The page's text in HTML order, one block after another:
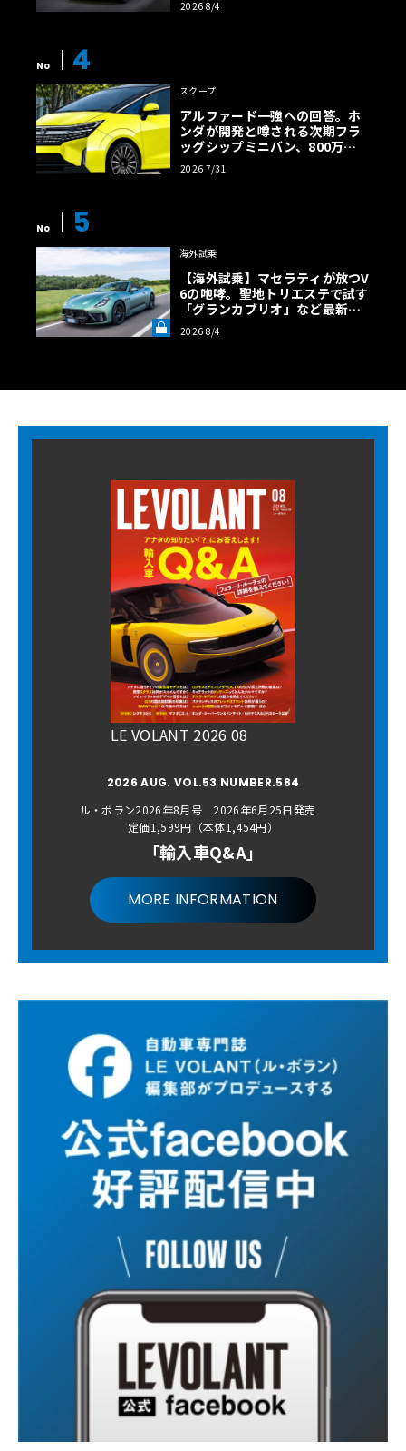
【画像38枚】
2026 8/4
No 4
スクープ
アルファード一強への回答。ホ
ンダが開発と噂される次期フラ
ッグシップミニバン、800万円
超の勝算【予想CG】
2026 7/31
No 5
海外試乗
【海外試乗】マセラティが放つV
6の咆哮。聖地トリエステで試す
「グランカブリオ」など最新ト
ロフェオ3台の官能評価《LE VO
LANT LAB》
2026 8/4
LE VOLANT 2026 08
2026 AUG. VOL.53 NUMBER.584
ル・ボラン2026年8月号 2026年6月25日発売
定価1,599円（本体1,454円）
「輸入車Q&A」
MORE INFORMATION